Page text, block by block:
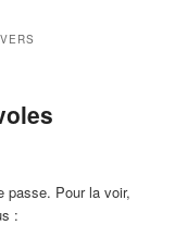
passe. Pour la voir,
: